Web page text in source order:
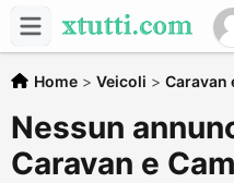
Home > Veicoli > Caravan
Nessun
Caravan e